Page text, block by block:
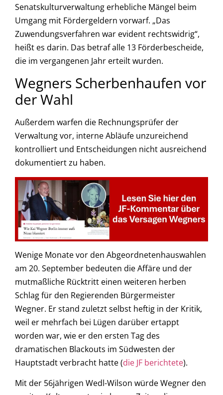
Senatskulturverwaltung erhebliche Mängel beim
Umgang mit Fördergeldern vorwarf. „Das
Zuwendungsverfahren war evident rechtswidrig“,
heißt es darin. Das betraf alle 13 Förderbescheide,
die im vergangenen Jahr erteilt wurden.
Wegners Scherbenhaufen vor
der Wahl
Außerdem warfen die Rechnungsprüfer der
Verwaltung vor, interne Abläufe unzureichend
kontrolliert und Entscheidungen nicht ausreichend
dokumentiert zu haben.
Wenige Monate vor den Abgeordnetenhauswahlen
am 20. September bedeuten die Affäre und der
mutmaßliche Rücktritt einen weiteren herben
Schlag für den Regierenden Bürgermeister
Wegner. Er stand zuletzt selbst heftig in der Kritik,
weil er mehrfach bei Lügen darüber ertappt
worden war, wie er den ersten Tag des
dramatischen Blackouts im Südwesten der
Hauptstadt verbracht hatte (die JF berichtete).
Mit der 56jährigen Wedl-Wilson würde Wegner den